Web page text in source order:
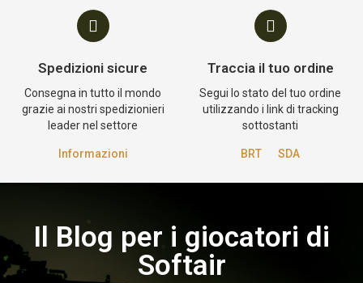
Spedizioni sicure
Consegna in tutto il mondo
grazie ai nostri spedizionieri
leader nel settore
Informazioni
Traccia il tuo ordine
Segui lo stato del tuo ordine
utilizzando i link di tracking
sottostanti
BRT SDA
Il Blog per i giocatori di
Softair